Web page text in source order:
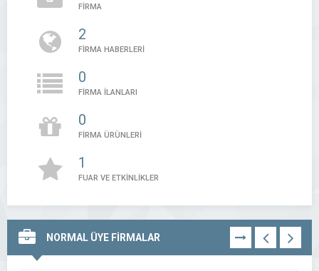
FİRMA
2
FİRMA HABERLERİ
0
FİRMA İLANLARI
0
FİRMA ÜRÜNLERİ
1
FUAR VE ETKİNLİKLER
NORMAL ÜYE FİRMALAR TÜMÜNÜ
GÖR